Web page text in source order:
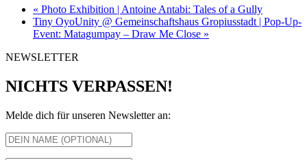
« Photo Exhibition | Antoine Antabi: Tales of a Gully
Tiny OyoUnity @ Gemeinschaftshaus Gropiusstadt | Pop-Up-
Event: Matagumpay – Draw Me Close »
NEWSLETTER
NICHTS VERPASSEN!
Melde dich für unseren Newsletter an: